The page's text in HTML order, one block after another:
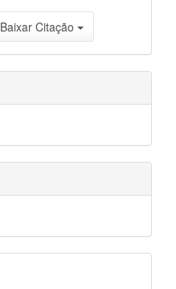
Baixar Citação